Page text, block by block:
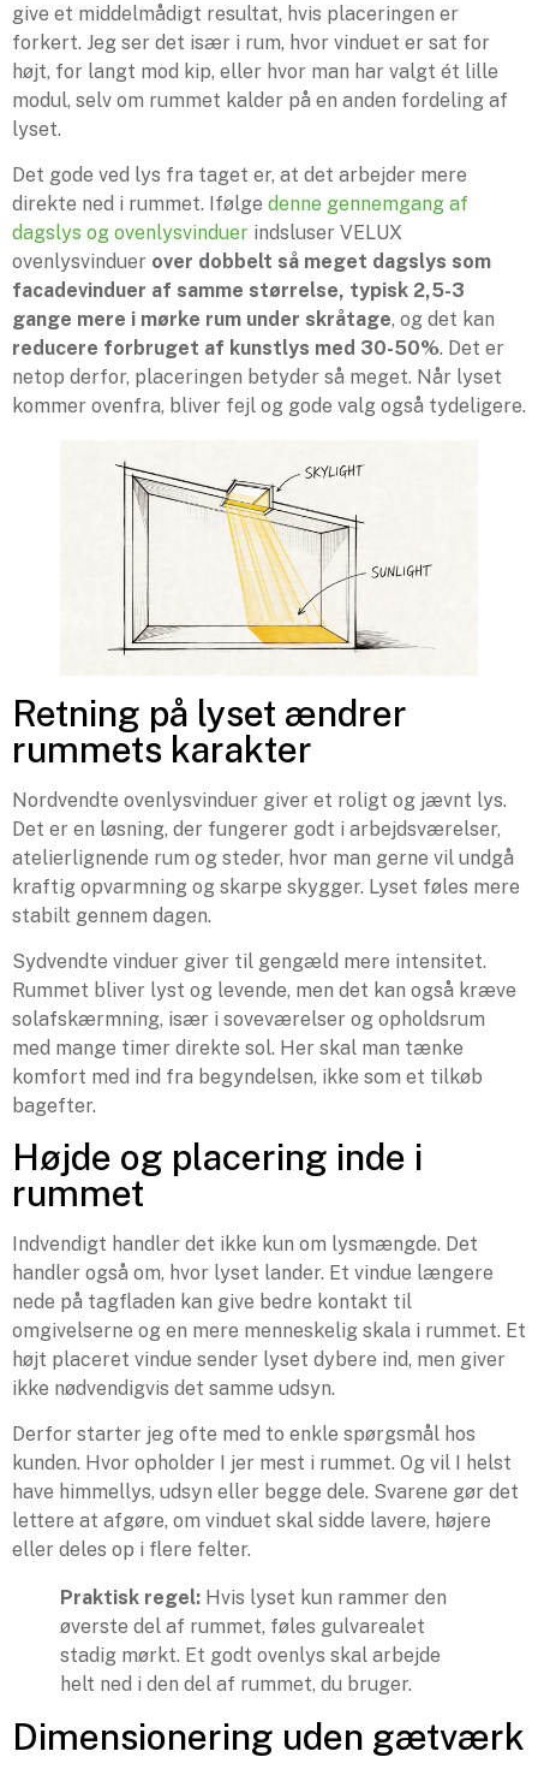
give et middelmådigt resultat, hvis placeringen er
forkert. Jeg ser det især i rum, hvor vinduet er sat for
højt, for langt mod kip, eller hvor man har valgt ét lille
modul, selv om rummet kalder på en anden fordeling af
lyset.
Det gode ved lys fra taget er, at det arbejder mere
direkte ned i rummet. Ifølge denne gennemgang af
dagslys og ovenlysvinduer indsluser VELUX
ovenlysvinduer over dobbelt så meget dagslys som
facadevinduer af samme størrelse, typisk 2,5-3
gange mere i mørke rum under skråtage, og det kan
reducere forbruget af kunstlys med 30-50%. Det er
netop derfor, placeringen betyder så meget. Når lyset
kommer ovenfra, bliver fejl og gode valg også tydeligere.
Retning på lyset ændrer
rummets karakter
Nordvendte ovenlysvinduer giver et roligt og jævnt lys.
Det er en løsning, der fungerer godt i arbejdsværelser,
atelierlignende rum og steder, hvor man gerne vil undgå
kraftig opvarmning og skarpe skygger. Lyset føles mere
stabilt gennem dagen.
Sydvendte vinduer giver til gengæld mere intensitet.
Rummet bliver lyst og levende, men det kan også kræve
solafskærmning, især i soveværelser og opholdsrum
med mange timer direkte sol. Her skal man tænke
komfort med ind fra begyndelsen, ikke som et tilkøb
bagefter.
Højde og placering inde i
rummet
Indvendigt handler det ikke kun om lysmængde. Det
handler også om, hvor lyset lander. Et vindue længere
nede på tagfladen kan give bedre kontakt til
omgivelserne og en mere menneskelig skala i rummet. Et
højt placeret vindue sender lyset dybere ind, men giver
ikke nødvendigvis det samme udsyn.
Derfor starter jeg ofte med to enkle spørgsmål hos
kunden. Hvor opholder I jer mest i rummet. Og vil I helst
have himmellys, udsyn eller begge dele. Svarene gør det
lettere at afgøre, om vinduet skal sidde lavere, højere
eller deles op i flere felter.
Praktisk regel: Hvis lyset kun rammer den
øverste del af rummet, føles gulvarealet
stadig mørkt. Et godt ovenlys skal arbejde
helt ned i den del af rummet, du bruger.
Dimensionering uden gætværk